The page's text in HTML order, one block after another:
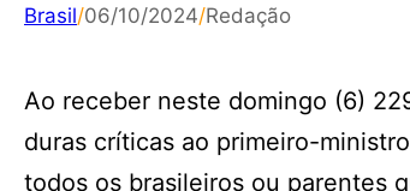
Brasil/06/10/2024/Redação
Ao receber neste domingo (6)
duras críticas ao primeiro-
todos os brasileiros ou parentes